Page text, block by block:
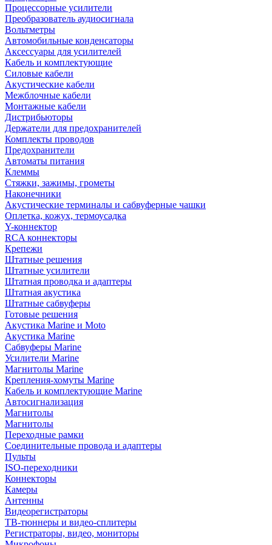
Процессорные усилители
Преобразователь аудиосигнала
Вольтметры
Автомобильные конденсаторы
Аксессуары для усилителей
Кабель и комплектующие
Силовые кабели
Акустические кабели
Межблочные кабели
Монтажные кабели
Дистрибьюторы
Держатели для предохранителей
Комплекты проводов
Предохранители
Автоматы питания
Клеммы
Стяжки, зажимы, грометы
Наконечники
Акустические терминалы и сабвуферные чашки
Оплетка, кожух, термоусадка
Y-коннектор
RCA коннекторы
Крепежи
Штатные решения
Штатные усилители
Штатная проводка и адаптеры
Штатная акустика
Штатные сабвуферы
Готовые решения
Акустика Marine и Moto
Акустика Marine
Сабвуферы Marine
Усилители Marine
Магнитолы Marine
Крепления-хомуты Marine
Кабель и комплектующие Marine
Автосигнализация
Магнитолы
Магнитолы
Переходные рамки
Соединительные провода и адаптеры
Пульты
ISO-переходники
Коннекторы
Камеры
Антенны
Видеорегистраторы
ТВ-тюннеры и видео-сплитеры
Регистраторы, видео, мониторы